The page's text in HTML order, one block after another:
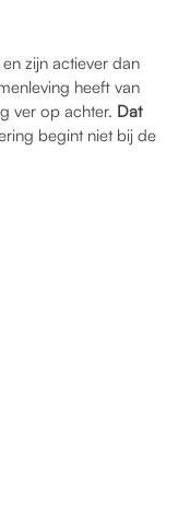
zijn actiever dan
heeft van
ver op achter. Dat
begint niet bij de